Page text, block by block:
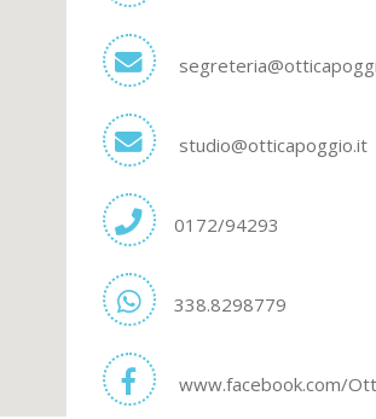
studio@otticapoggio.it
0172/94293
338.8298779
www.facebook.com/